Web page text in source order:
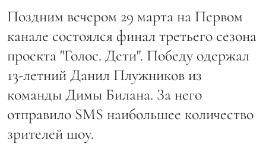
Поздним вечером 29 марта на Первом
канале состоялся финал третьего сезона
проекта "Голос. Дети". Победу одержал
13-летний Данил Плужников из
команды Димы Билана. За него
отправило SMS наибольшее количество
зрителей шоу.